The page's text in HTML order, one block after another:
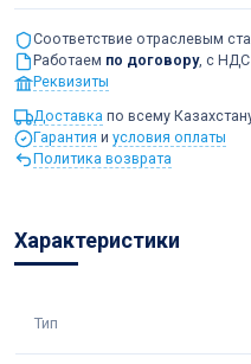
Соответствие отраслевым
Работаем по договору, с НДС
Реквизиты
Доставка по всему
Гарантия и условия оплаты
Политика возврата
Характеристики
Тип